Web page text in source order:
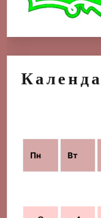
Пн Вт